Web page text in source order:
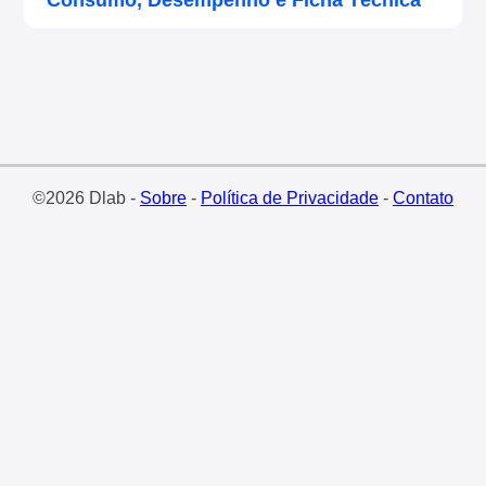
©2026 Dlab - Sobre- Política de Privacidade- Contato